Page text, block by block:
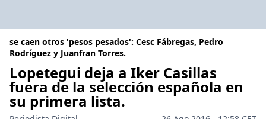
se caen otros 'pesos pesados': Cesc Fábregas, Pedro
Rodríguez y Juanfran Torres.
Lopetegui deja a Iker Casillas
fuera de la selección española en
su primera lista.